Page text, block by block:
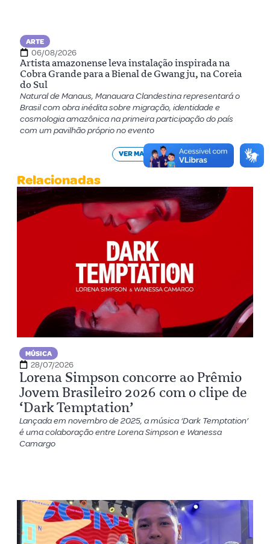
ARTE
06/08/2026
Artista amazonense leva instalação inspirada na
Cobra Grande para a Bienal de Gwangju, na Coreia
do Sul
Natural de Manaus, Manauara Clandestina representará o
Brasil com obra inédita sobre migração, identidade e
cosmologia amazônica na primeira participação do país
com um pavilhão próprio no evento
VER MAIS
Relacionadas
MÚSICA
28/07/2026
Lorena Simpson concorre ao Prêmio
Jovem Brasileiro 2026 com o clipe de
‘Dark Temptation’
Lançada em novembro de 2025, a música ‘Dark Temptation’
é uma colaboração entre Lorena Simpson e Wanessa
Camargo